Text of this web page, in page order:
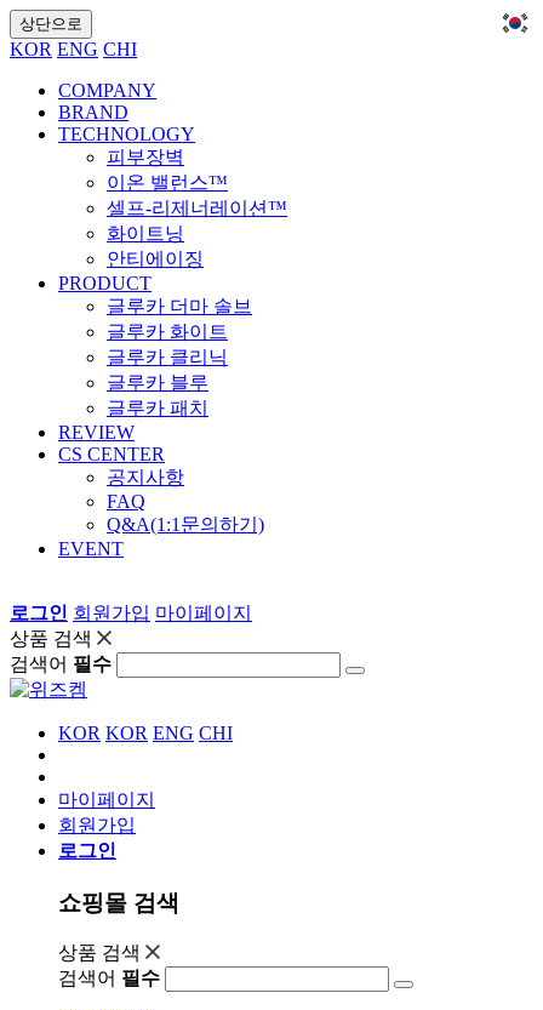
상단으로
KOR ENG CHI
COMPANY
BRAND
TECHNOLOGY
피부장벽
이온 밸런스™
셀프-리제너레이션™
화이트닝
안티에이징
PRODUCT
글루카 더마 솔브
글루카 화이트
글루카 클리닉
글루카 블루
글루카 패치
REVIEW
CS CENTER
공지사항
FAQ
Q&A(1:1문의하기)
EVENT
로그인 회원가입 마이페이지
상품 검색
검색어 필수
KOR KOR ENG CHI
마이페이지
회원가입
로그인
쇼핑몰 검색
상품 검색
검색어 필수